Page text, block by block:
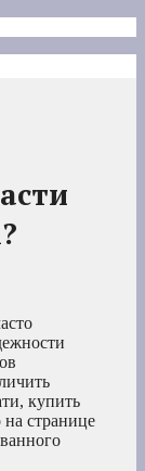
купить
странице